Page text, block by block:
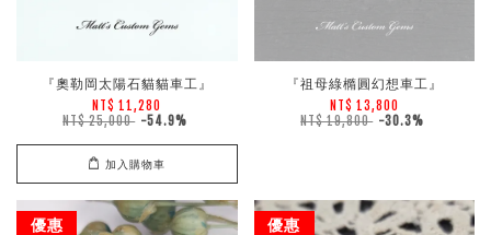
『奧勒岡太陽石貓貓車工』
NT$ 11,280
NT$ 25,000 -54.9%
加入購物車
『祖母綠橢圓幻想車工』
NT$ 13,800
NT$ 19,800 -30.3%
優惠 優惠